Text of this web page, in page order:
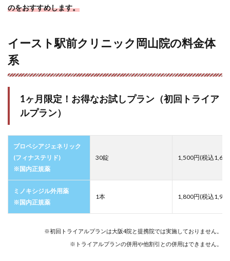
のをおすすめします。
イースト駅前クリニック岡山院の料金体
系
1ヶ月限定！お得なお試しプラン（初回トライア
ルプラン）
プロペシアジェネリック
(フィナステリド)
※国内正規薬
30錠 1,500円(税込
ミノキシジル外用薬
※国内正規薬
1本 1,800円(税込
※初回トライアルプランは大阪4院と提携院では実施しておりません。
※トライアルプランの併用や他割引との併用はできません。